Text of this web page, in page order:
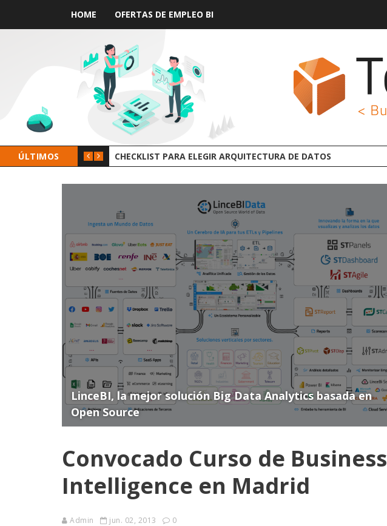
HOME OFERTAS DE EMPLEO BI
ÚLTIMOS
DATOS
LinceBI, la mejor solución Big Data Analytics basada en
Open Source
Convocado Curso de Business
Intelligence en Madrid
Admin jun. 02, 2013
0